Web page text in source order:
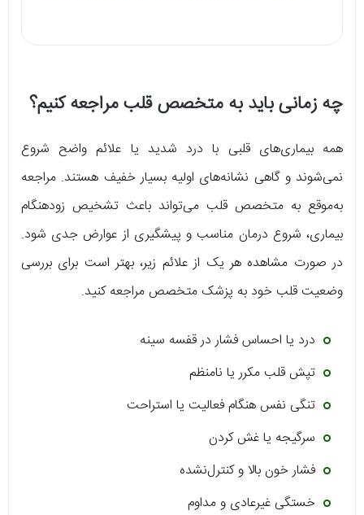
چه زمانی باید به متخصص قلب مراجعه کنیم؟
همه بیماری‌های قلبی با درد شدید یا علائم واضح شروع
نمی‌شوند و گاهی نشانه‌های اولیه بسیار خفیف هستند. مراجعه
به‌موقع به متخصص قلب می‌تواند باعث تشخیص زودهنگام
بیماری، شروع درمان مناسب و پیشگیری از عوارض جدی شود.
در صورت مشاهده هر یک از علائم زیر، بهتر است برای بررسی
وضعیت قلب خود به پزشک متخصص مراجعه کنید.
درد یا احساس فشار در قفسه سینه
تپش قلب مکرر یا نامنظم
تنگی نفس هنگام فعالیت یا استراحت
سرگیجه یا غش کردن
فشار خون بالا و کنترل‌نشده
خستگی غیرعادی و مداوم